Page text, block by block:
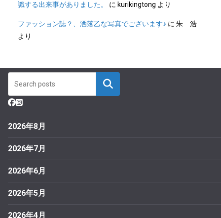
識する出来事がありました。
に kurikingtong より
ファッション誌？、洒落乙な写真でございます♪ に 朱 浩
より
2026年8月
2026年7月
2026年6月
2026年5月
2026年4月